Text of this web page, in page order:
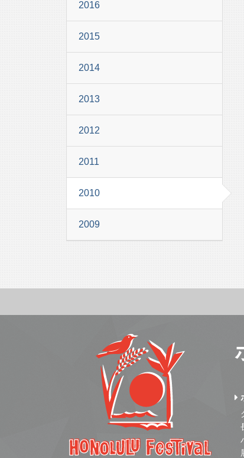
2016
2015
2014
2013
2012
2011
2010
2009